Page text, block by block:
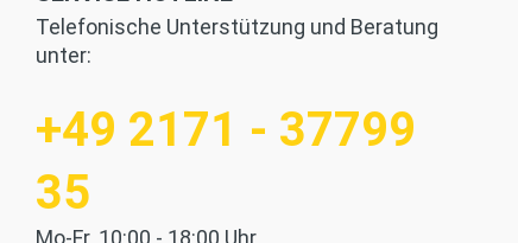
Telefonische Unterstützung und Beratung
unter:
+49 2171 - 37799
35
Mo-Fr. 10:00 - 18:00 Uhr